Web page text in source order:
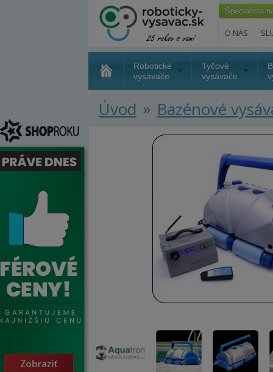
Špecialista
O NÁS
Robotické
vysávače
Tyčové
vysávače
Úvod » Bazénové